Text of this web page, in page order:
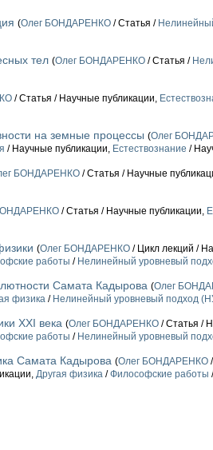
(Олег БОНДАРЕНКО / Статья /
тел (Олег БОНДАРЕНКО / Статья /
/ Статья / Научные публикации,
на земные процессы (Олег
/ Научные публикации, Естествознание /
БОНДАРЕНКО / Статья / Научные
/ Статья / Научные публикации,
(Олег БОНДАРЕНКО / Цикл лекций /
работы / Нелинейный уровневый
Самата Кадырова (Олег
физика / Нелинейный уровневый подход
XXI века (Олег БОНДАРЕНКО / Статья /
работы / Нелинейный уровневый
Самата Кадырова (Олег БОНДАРЕНКО
Другая физика /Философские работы